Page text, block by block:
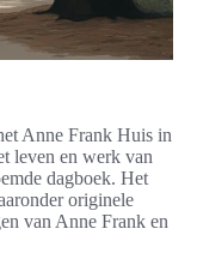
Anne Frank Huis in
leven en werk van
dagboek. Het
originele
van Anne Frank en